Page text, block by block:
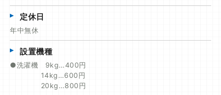
定休日
年中無休
設置機種
●洗濯機 9kg…400円
14kg…600円
20kg…800円